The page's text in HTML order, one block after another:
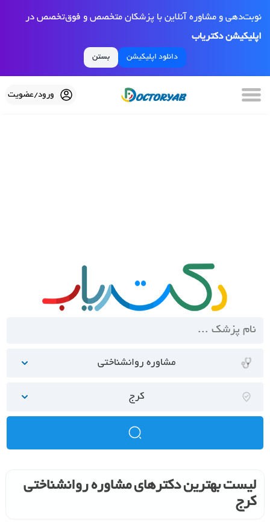
نوبت‌دهی و مشاوره آنلاین با پزشکان متخصص و فوق‌تخصص در
اپلیکیشن دکتریاب
دانلود اپلیکیشن بستن
ورود/عضویت
مشاوره روانشناختی
کرج
لیست بهترین دکترهای مشاوره روانشناختی
کرج